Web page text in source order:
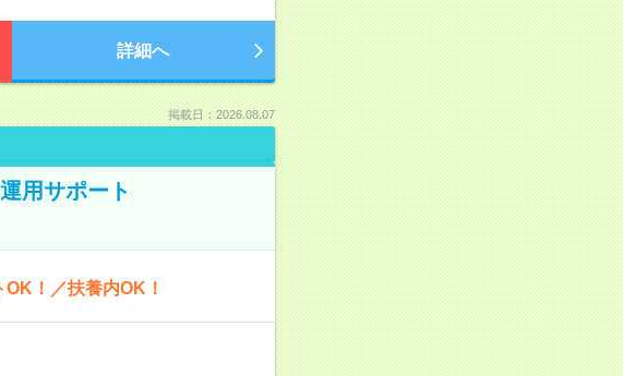
詳細へ
掲載日：2026.08.07
用サポート
！／扶養内OK！